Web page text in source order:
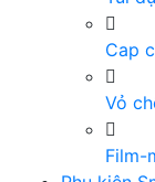
Cap
Vỏ
Film-